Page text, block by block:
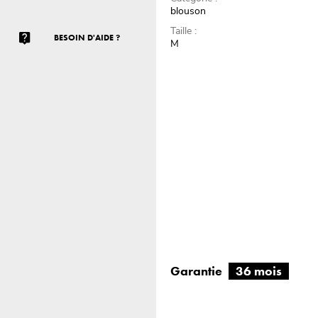
BESOIN D'AIDE ?
blouson
Taille :
M
Garantie 36 mois